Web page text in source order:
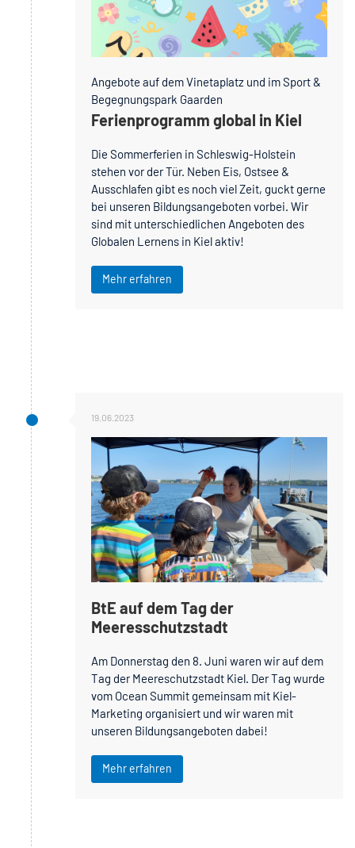
Angebote auf dem Vinetaplatz und im Sport &
Begegnungspark Gaarden
Ferienprogramm global in Kiel
Die Sommerferien in Schleswig-Holstein
stehen vor der Tür. Neben Eis, Ostsee &
Ausschlafen gibt es noch viel Zeit, guckt gerne
bei unseren Bildungsangeboten vorbei. Wir
sind mit unterschiedlichen Angeboten des
Globalen Lernens in Kiel aktiv!
Mehr erfahren
19.06.2023
BtE auf dem Tag der
Meeresschutzstadt
Am Donnerstag den 8. Juni waren wir auf dem
Tag der Meereschutzstadt Kiel. Der Tag wurde
vom Ocean Summit gemeinsam mit Kiel-
Marketing organisiert und wir waren mit
unseren Bildungsangeboten dabei!
Mehr erfahren